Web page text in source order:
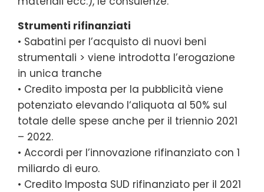
Strumenti rifinanziati
• Sabatini per l’acquisto di nuovi beni
strumentali > viene introdotta l’erogazione
in unica tranche
• Credito imposta per la pubblicità viene
potenziato elevando l‘aliquota al 50% sul
totale delle spese anche per il triennio 2021
– 2022.
• Accordi per l’innovazione rifinanziato con 1
miliardo di euro.
• Credito Imposta SUD rifinanziato per il 2021